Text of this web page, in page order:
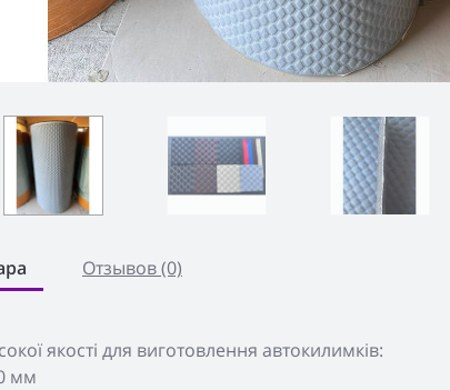
Отзывов (0)
якості для виготовлення автокилимків:
мм